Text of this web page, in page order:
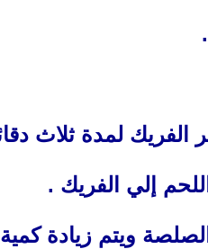
الفريك لمدة ثلاث
إلي الفريك .
ويتم زيادة كمية